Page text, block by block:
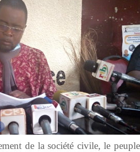
de la société civile, le peuple